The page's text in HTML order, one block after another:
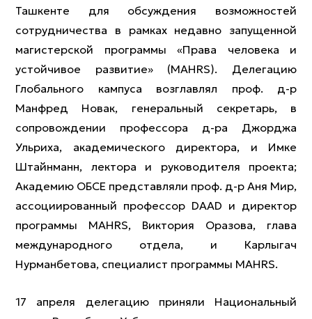
Ташкенте для обсуждения возможностей
сотрудничества в рамках недавно запущенной
магистерской программы «Права человека и
устойчивое развитие» (MAHRS). Делегацию
Глобального кампуса возглавлял проф. д-р
Манфред Новак, генеральный секретарь, в
сопровождении профессора д-ра Джорджа
Ульриха, академического директора, и Имке
Штайнманн, лектора и руководителя проекта;
Академию ОБСЕ представляли проф. д-р Аня Мир,
ассоциированный профессор DAAD и директор
программы MAHRS, Виктория Оразова, глава
международного отдела, и Карлыгач
Нурманбетова, специалист программы MAHRS.
17 апреля делегацию приняли Национальный